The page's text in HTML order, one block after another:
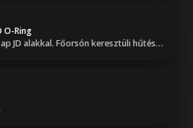
O-Ring
- Behúzócsap JD alakkal. Főorsón keresztüli hűtéssel, O-gyűrűvel (tömített).